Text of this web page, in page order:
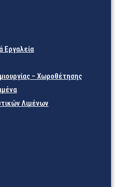
Εργαλεία
– Χωροθέτησης
Λιμένων